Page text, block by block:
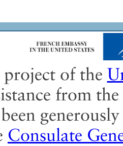
project of the
from the
Consulate